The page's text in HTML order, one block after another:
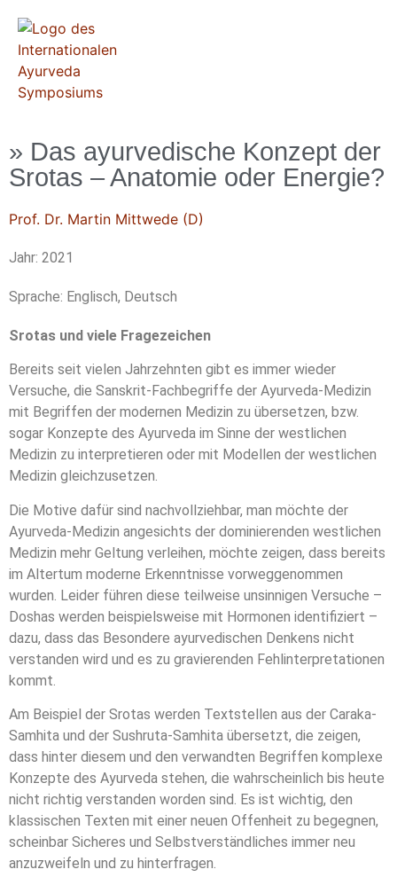
» Das ayurvedische Konzept der
Srotas – Anatomie oder Energie?
Prof. Dr. Martin Mittwede (D)
Jahr: 2021
Sprache: Englisch, Deutsch
Srotas und viele Fragezeichen
Bereits seit vielen Jahrzehnten gibt es immer wieder
Versuche, die Sanskrit-Fachbegriffe der Ayurveda-Medizin
mit Begriffen der modernen Medizin zu übersetzen, bzw.
sogar Konzepte des Ayurveda im Sinne der westlichen
Medizin zu interpretieren oder mit Modellen der westlichen
Medizin gleichzusetzen.
Die Motive dafür sind nachvollziehbar, man möchte der
Ayurveda-Medizin angesichts der dominierenden westlichen
Medizin mehr Geltung verleihen, möchte zeigen, dass bereits
im Altertum moderne Erkenntnisse vorweggenommen
wurden. Leider führen diese teilweise unsinnigen Versuche –
Doshas werden beispielsweise mit Hormonen identifiziert –
dazu, dass das Besondere ayurvedischen Denkens nicht
verstanden wird und es zu gravierenden Fehlinterpretationen
kommt.
Am Beispiel der Srotas werden Textstellen aus der Caraka-
Samhita und der Sushruta-Samhita übersetzt, die zeigen,
dass hinter diesem und den verwandten Begriffen komplexe
Konzepte des Ayurveda stehen, die wahrscheinlich bis heute
nicht richtig verstanden worden sind. Es ist wichtig, den
klassischen Texten mit einer neuen Offenheit zu begegnen,
scheinbar Sicheres und Selbstverständliches immer neu
anzuzweifeln und zu hinterfragen.